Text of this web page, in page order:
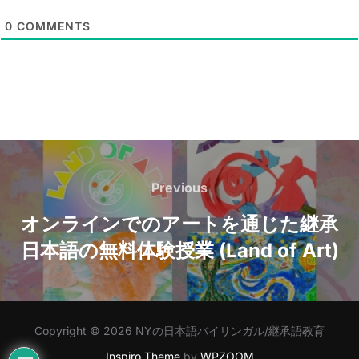
*0 COMMENTS
Post
navigation
Previous
Previous
オンラインでのアートを通じた継承
日本語の無料体験授業 (Land of Art)
Copyright © 2026 NYの日本語バイリンガル/継承語教育
Inspiro Themeby WPZOOM